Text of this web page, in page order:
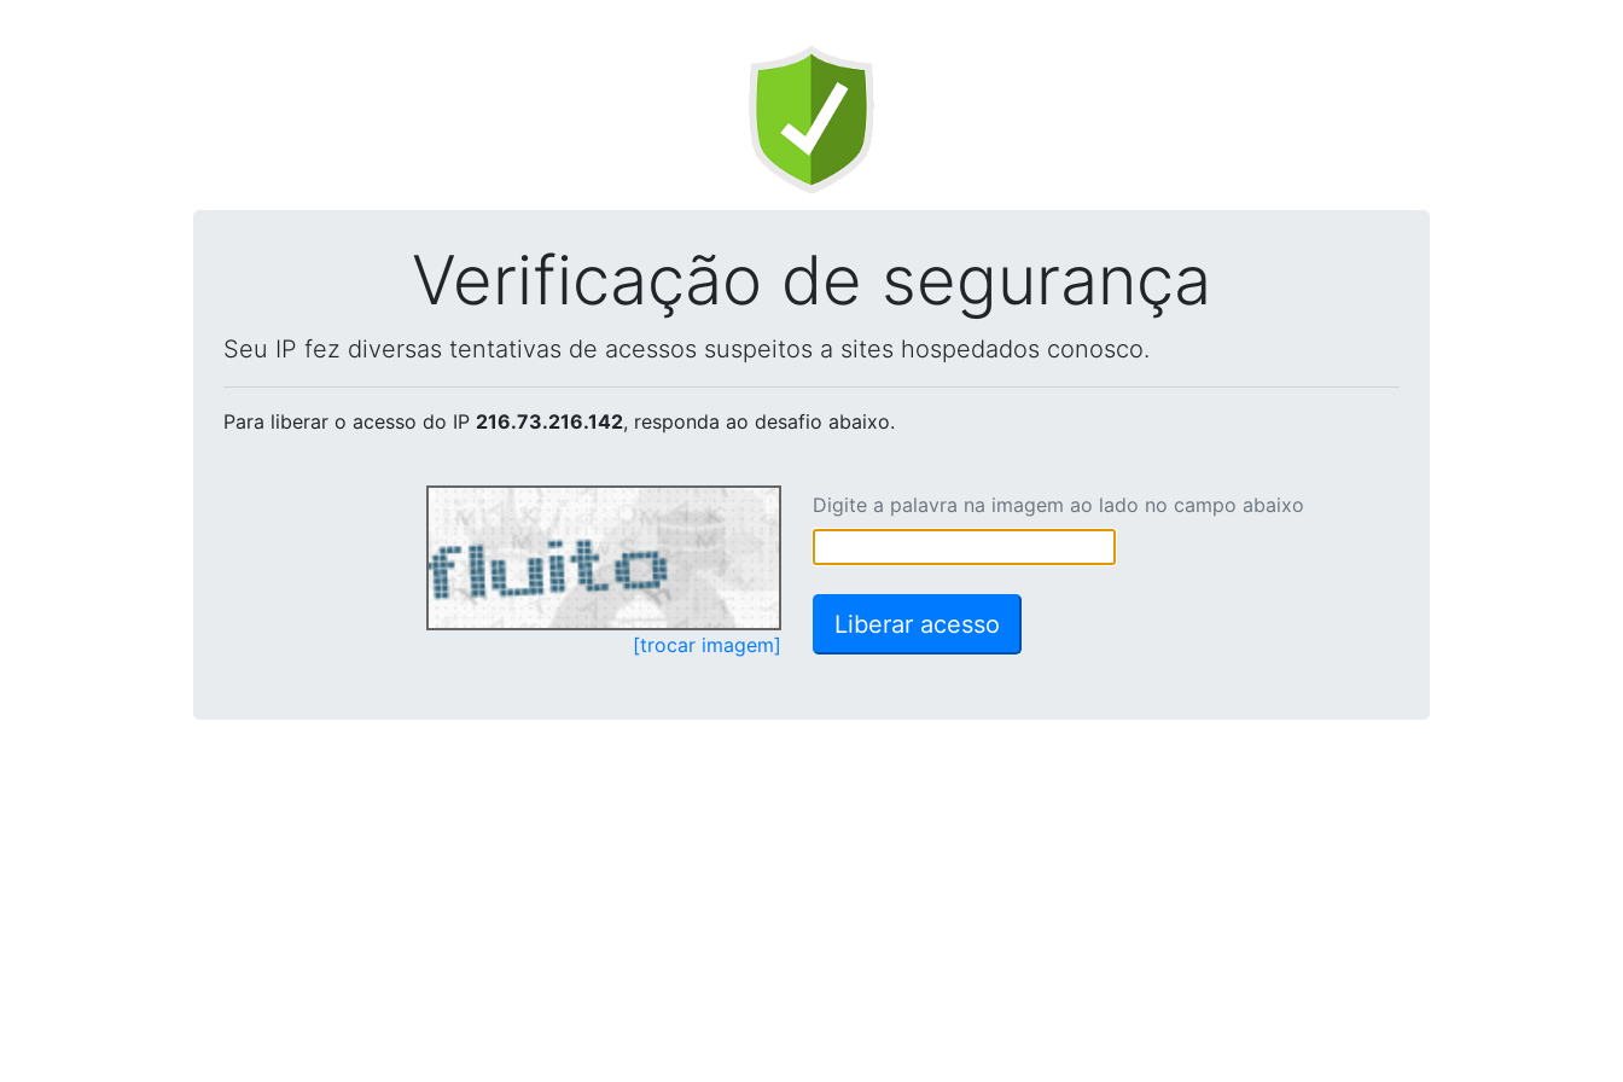
Verificação de segurança
Seu IP fez diversas tentativas de acessos suspeitos a sites hospedados conosco.
Para liberar o acesso do IP 216.73.216.142, responda ao desafio abaixo.
[trocar imagem]
Digite a palavra na imagem ao lado no campo abaixo